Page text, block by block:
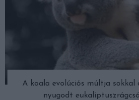
A koala evolúciós múltja
nyugodt